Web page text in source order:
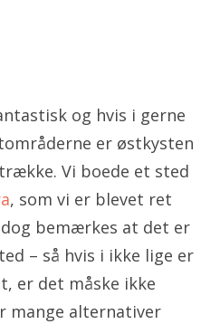
og hvis i gerne
er østkysten
Vi boede et sted
, som vi er blevet ret
bemærkes at det er
– så hvis i ikke lige er
er det måske ikke
mange alternativer